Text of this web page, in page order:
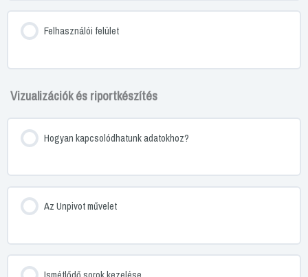
Felhasználói felület
Vizualizációk és riportkészítés
Hogyan kapcsolódhatunk adatokhoz?
Az Unpivot művelet